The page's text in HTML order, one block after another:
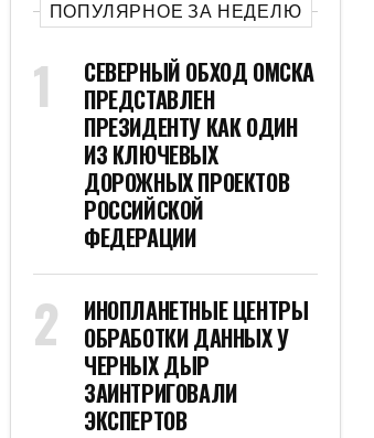
ПОПУЛЯРНОЕ ЗА НЕДЕЛЮ
СЕВЕРНЫЙ ОБХОД ОМСКА
ПРЕДСТАВЛЕН
ПРЕЗИДЕНТУ КАК ОДИН
ИЗ КЛЮЧЕВЫХ
ДОРОЖНЫХ ПРОЕКТОВ
РОССИЙСКОЙ
ФЕДЕРАЦИИ
ИНОПЛАНЕТНЫЕ ЦЕНТРЫ
ОБРАБОТКИ ДАННЫХ У
ЧЕРНЫХ ДЫР
ЗАИНТРИГОВАЛИ
ЭКСПЕРТОВ